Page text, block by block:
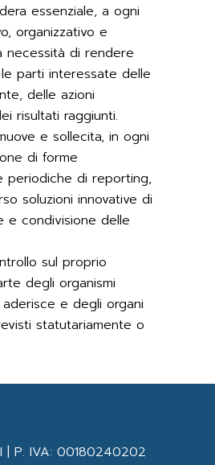
essenziale, a ogni
organizzativo e
necessità di rendere
parti interessate delle
delle azioni
risultati raggiunti.
e sollecita, in ogni
di forme
periodiche di reporting,
soluzioni innovative di
e condivisione delle
sul proprio
degli organismi
e degli organi
statutariamente o
| P. IVA: 00180240202